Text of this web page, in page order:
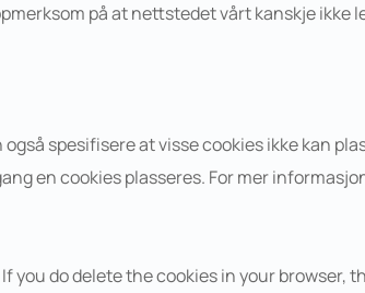
på at nettstedet vårt kanskje ikke
spesifisere at visse cookies ikke kan
en cookies plasseres. For mer
do delete the cookies in your browser,